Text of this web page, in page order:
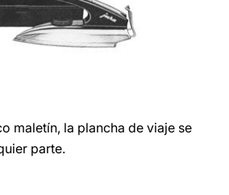
maletín, la plancha de viaje se
parte.